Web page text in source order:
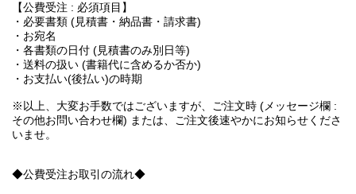
【公費受注 : 必須項目】
・必要書類 (見積書・納品書・請求書)
・お宛名
・各書類の日付 (見積書のみ別日等)
・送料の扱い (書籍代に含めるか否か)
・お支払い(後払い)の時期
※以上、大変お手数ではございますが、ご注文時 (メッセージ欄 :
その他お問い合わせ欄) または、ご注文後速やかにお知らせくださ
いませ。
◆公費受注お取引の流れ◆